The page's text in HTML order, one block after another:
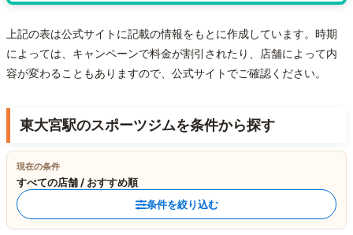
上記の表は公式サイトに記載の情報をもとに作成しています。時期
によっては、キャンペーンで料金が割引されたり、店舗によって内
容が変わることもありますので、公式サイトでご確認ください。
東大宮駅のスポーツジムを条件から探す
現在の条件
すべての店舗 / おすすめ順
条件を絞り込む